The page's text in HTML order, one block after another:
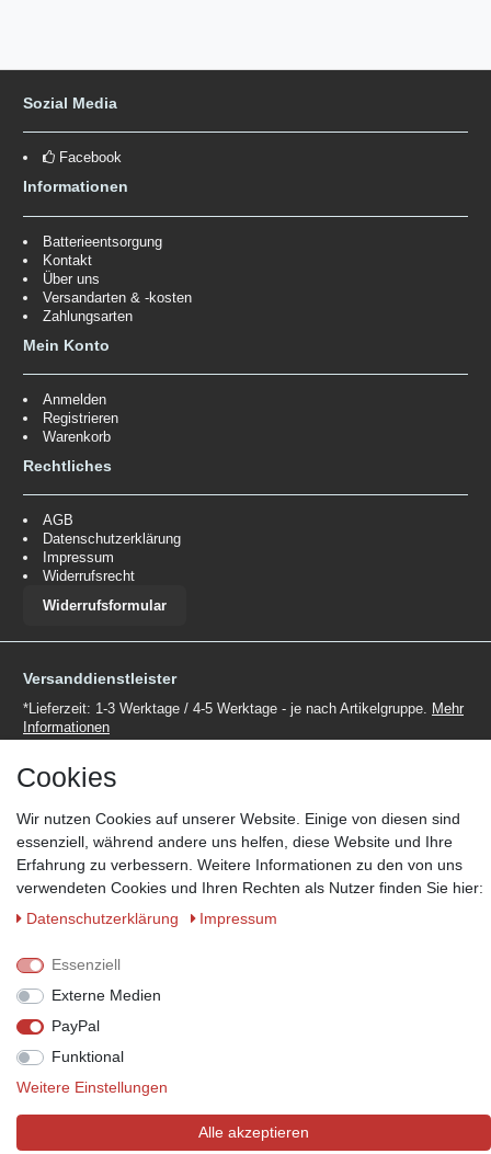
Sozial Media
Facebook
Informationen
Batterieentsorgung
Kontakt
Über uns
Versandarten & -kosten
Zahlungsarten
Mein Konto
Anmelden
Registrieren
Warenkorb
Rechtliches
AGB
Datenschutzerklärung
Impressum
Widerrufsrecht
Widerrufsformular
Versanddienstleister
*Lieferzeit: 1-3 Werktage / 4-5 Werktage - je nach Artikelgruppe. Mehr
Informationen
Zahlungsmöglichkeiten
Wir behalten uns das Recht vor im Einzelfall bestimmte
Zahlungsarten auszuschließen.Mehr Informationen
© Copyright 2026 Marabella´s | Alle Rechte vorbehalten. | Grundpreise
Cookies
Wir nutzen Cookies auf unserer Website. Einige von diesen sind
essenziell, während andere uns helfen, diese Website und Ihre
Erfahrung zu verbessern. Weitere Informationen zu den von uns
verwendeten Cookies und Ihren Rechten als Nutzer finden Sie hier:
Daten­schutz­erklärung
Impressum
Essenziell
Externe Medien
PayPal
Funktional
Weitere Einstellungen
Alle akzeptieren